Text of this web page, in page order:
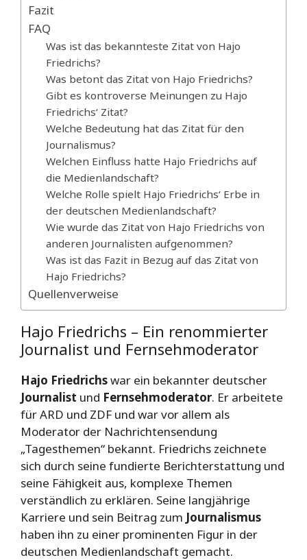
Fazit
FAQ
Was ist das bekannteste Zitat von Hajo
Friedrichs?
Was betont das Zitat von Hajo Friedrichs?
Gibt es kontroverse Meinungen zu Hajo
Friedrichs‘ Zitat?
Welche Bedeutung hat das Zitat für den
Journalismus?
Welchen Einfluss hatte Hajo Friedrichs auf
die Medienlandschaft?
Welche Rolle spielt Hajo Friedrichs‘ Erbe in
der deutschen Medienlandschaft?
Wie wurde das Zitat von Hajo Friedrichs von
anderen Journalisten aufgenommen?
Was ist das Fazit in Bezug auf das Zitat von
Hajo Friedrichs?
Quellenverweise
Hajo Friedrichs – Ein renommierter
Journalist und Fernsehmoderator
Hajo Friedrichswar ein bekannter deutscher
Journalist und Fernsehmoderator. Er arbeitete
für ARD und ZDF und war vor allem als
Moderator der Nachrichtensendung
„Tagesthemen“ bekannt. Friedrichs zeichnete
sich durch seine fundierte Berichterstattung und
seine Fähigkeit aus, komplexe Themen
verständlich zu erklären. Seine langjährige
Karriere und sein Beitrag zum Journalismus
haben ihn zu einer prominenten Figur in der
deutschen Medienlandschaft gemacht.